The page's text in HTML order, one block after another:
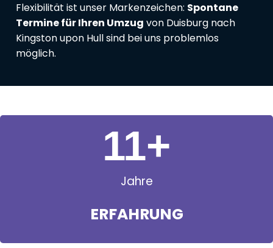
Flexibilität ist unser Markenzeichen: Spontane
Termine für Ihren Umzug von Duisburg nach
Kingston upon Hull sind bei uns problemlos
möglich.
Jahre
ERFAHRUNG
11+